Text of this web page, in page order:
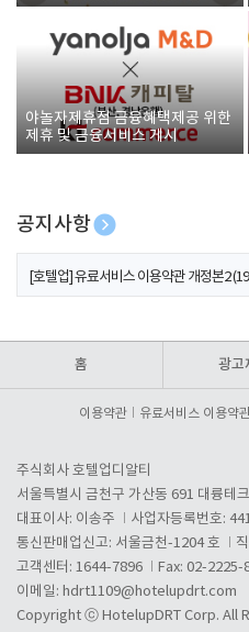
야놀자제휴점 금융혜택제공 위한
제휴 및 금융서비스 게시
공지사항
[호텔업] 개인정보 처리방침 개정본1
[호텔업] 유료서비스 이용약관 개정본2
홈 광고
이용약관 유료서비스 이용약
주식회사 호텔업디알티
서울특별시 금천구 가산동 691 대륭테
대표이사: 이송주
사업자등록번호:
통신판매업신고: 서울금천-1204 호
고객센터: 1644-7896
Fax: 02-2225-
이메일: hdrt1109@hotelupdrt.com
Copyright ⓒ HotelupDRT Corp. All